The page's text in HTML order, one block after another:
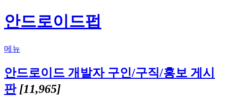
안드로이드펍
메뉴
안드로이드 개발자 구인/구직/홍보 게시
판 [11,965]